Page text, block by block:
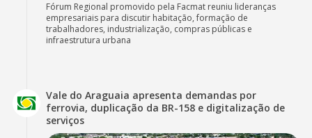
Fórum Regional promovido pela Facmat reuniu lideranças
empresariais para discutir habitação, formação de
trabalhadores, industrialização, compras públicas e
infraestrutura urbana
Vale do Araguaia apresenta demandas por
ferrovia, duplicação da BR-158 e digitalização de
serviços